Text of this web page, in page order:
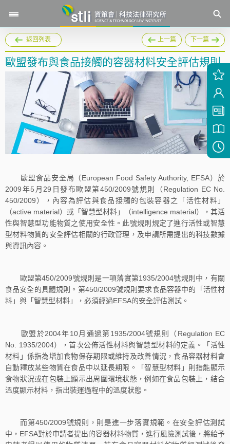
返回列表 上一篇 下一篇
歐盟發布與食品接觸的容器材料安全評估規則
歐盟食品安全局（European Food Safety Authority, EFSA）於
2009年5月29日發布歐盟第450/2009號規則（Regulation EC No.
450/2009），內容為評估與食品接觸的包裝容器之「活性材料」
（active material）或「智慧型材料」（intelligence material），其活
性與智慧型功能物質之使用安全性。此號規則規定了進行活性或智慧
型材料物質的安全評估相關的行政管理，及申請所需提出的科技數據
與資訊內容。
歐盟第450/2009號規則是一項落實第1935/2004號規則中，有關
食品安全的具體規則。第450/2009號規則要求食品容器中的「活性材
料」與「智慧型材料」，必須經過EFSA的安全評估測試。
歐盟於2004年10月通過第1935/2004號規則（Regulation EC
No. 1935/2004），首次公佈活性材料與智慧型材料的定義。「活性
材料」係指為增加食物保存期限或維持及改善情況，食品容器材料會
自動釋放某些物質在食品中以延長期限。「智慧型材料」則指能顯示
食物狀況或在包裝上顯示出周圍環境狀態，例如在食品包裝上，結合
溫度顯示材料，指出裝運過程中的溫度狀態。
而第450/2009號規則，則是進一步落實規範。在安全評估測試
中，EFSA對於申請者提出的容器材料物質，進行風險測試後，將給予